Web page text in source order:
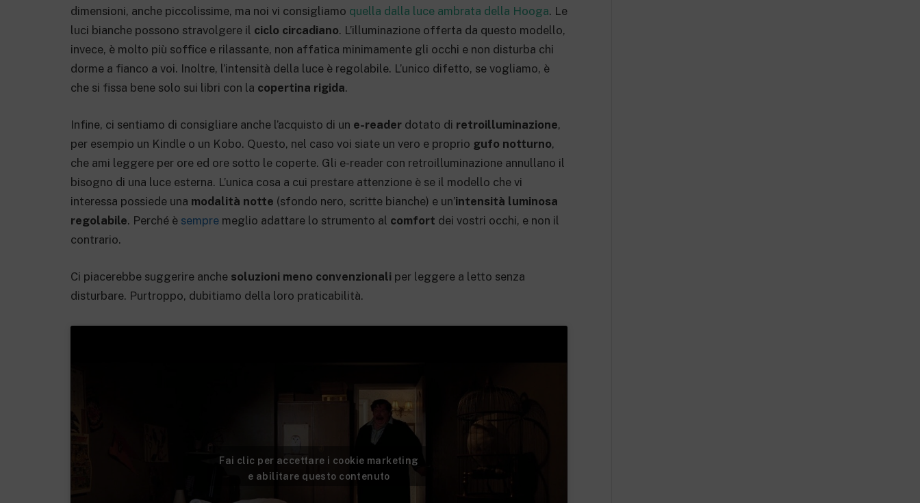
dimensioni, anche piccolissime, ma noi vi consigliamo quella dalla luce ambrata della Hooga. Le
luci bianche possono stravolgere il ciclo circadiano. L’illuminazione offerta da questo modello,
invece, è molto più soffice e rilassante, non affatica minimamente gli occhi e non disturba chi
dorme a fianco a voi. Inoltre, l’intensità della luce è regolabile. L’unico difetto, se vogliamo, è
che si fissa bene solo sui libri con la copertina rigida.
Infine, ci sentiamo di consigliare anche l’acquisto di un e-reader dotato di retroilluminazione,
per esempio un Kindle o un Kobo. Questo, nel caso voi siate un vero e proprio gufo notturno,
che ami leggere per ore ed ore sotto le coperte. Gli e-reader con retroilluminazione annullano il
bisogno di una luce esterna. L’unica cosa a cui prestare attenzione è se il modello che vi
interessa possiede una modalità notte (sfondo nero, scritte bianche) e un’intensità luminosa
regolabile. Perché è sempre meglio adattare lo strumento al comfort dei vostri occhi, e non il
contrario.
Ci piacerebbe suggerire anche soluzioni meno convenzionali per leggere a letto senza
disturbare. Purtroppo, dubitiamo della loro praticabilità.
Fai clic per accettare i cookie marketing
e abilitare questo contenuto